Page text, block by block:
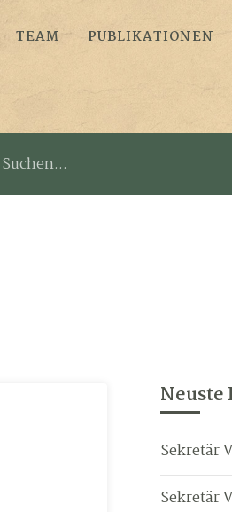
TEAM PUBLIKATIONEN
Neuste
Sekretär
Sekretär